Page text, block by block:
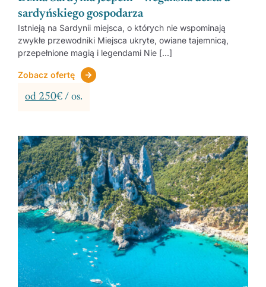
sardyńskiego gospodarza
Istnieją na Sardynii miejsca, o których nie wspominają
zwykłe przewodniki Miejsca ukryte, owiane tajemnicą,
przepełnione magią i legendami Nie [...]
Zobacz ofertę
od 250€ / os.